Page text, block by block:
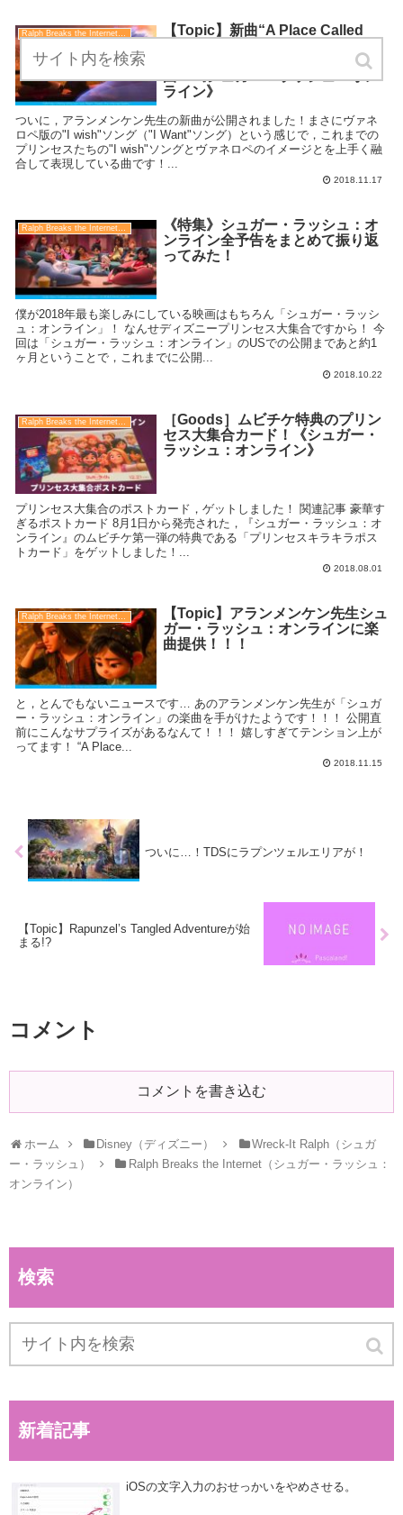
Ralph Breaks the Internet（シュガー・ラッシュ：オンライン）
【Topic】新曲“A Place Called
ンの名曲を振り返れるすばらしい
曲！《シュガー・ラッシュ：オン
ライン》
ついに，アランメンケン先生の新曲が公開されました！まさにヴァネ
ロペ版の"I wish"ソング（"I Want"ソング）という感じで，これまでの
プリンセスたちの"I wish"ソングとヴァネロペのイメージとを上手く融
合して表現している曲です！...
2018.11.17
Ralph Breaks the Internet（シュガー・ラッシュ：オンライン）
《特集》シュガー・ラッシュ：オ
ンライン全予告をまとめて振り返
ってみた！
僕が2018年最も楽しみにしている映画はもちろん「シュガー・ラッシ
ュ：オンライン」！ なんせディズニープリンセス大集合ですから！ 今
回は「シュガー・ラッシュ：オンライン」のUSでの公開まであと約1
ヶ月ということで，これまでに公開...
2018.10.22
Ralph Breaks the Internet（シュガー・ラッシュ：オンライン）
［Goods］ムビチケ特典のプリン
セス大集合カード！《シュガー・
ラッシュ：オンライン》
プリンセス大集合のポストカード，ゲットしました！ 関連記事 豪華す
ぎるポストカード 8月1日から発売された，『シュガー・ラッシュ：オ
ンライン』のムビチケ第一弾の特典である「プリンセスキラキラポス
トカード」をゲットしました！...
2018.08.01
Ralph Breaks the Internet（シュガー・ラッシュ：オンライン）
【Topic】アランメンケン先生シュ
ガー・ラッシュ：オンラインに楽
曲提供！！！
と，とんでもないニュースです… あのアランメンケン先生が「シュガ
ー・ラッシュ：オンライン」の楽曲を手がけたようです！！！ 公開直
前にこんなサプライズがあるなんて！！！ 嬉しすぎてテンション上が
ってます！ “A Place...
2018.11.15
ついに…！TDSにラプンツェルエリアが！
【Topic】Rapunzel’s Tangled Adventureが始
まる!?
コメント
コメントを書き込む
ホーム Disney（ディズニー）
Wreck-It Ralph（シュガ
ー・ラッシュ）
Ralph Breaks the Internet（シュガー・ラッシュ：
オンライン）
検索
新着記事
iOSの文字入力のおせっかいをやめさせる。